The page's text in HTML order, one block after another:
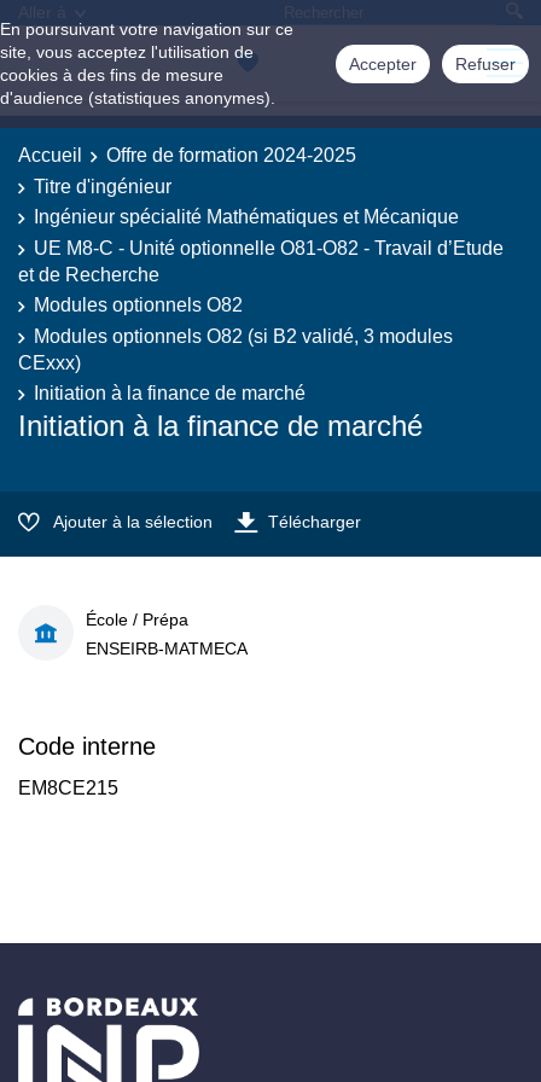
En poursuivant votre navigation sur ce
site, vous acceptez l'utilisation de
cookies à des fins de mesure
d'audience (statistiques anonymes).
Accepter Refuser
Aller à
Accueil
Offre de formation 2024-2025
Titre d'ingénieur
Ingénieur spécialité Mathématiques et Mécanique
UE M8-C - Unité optionnelle O81-O82 - Travail d’Etude
et de Recherche
Modules optionnels O82
Modules optionnels O82 (si B2 validé, 3 modules
CExxx)
Initiation à la finance de marché
Initiation à la finance de marché
Ajouter à la sélection Télécharger
École / Prépa
ENSEIRB-MATMECA
Code interne
EM8CE215